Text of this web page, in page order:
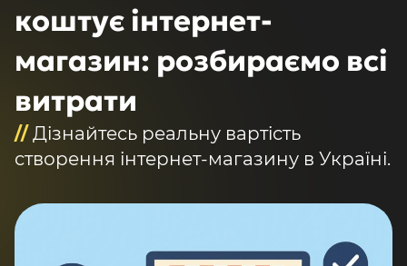
коштує інтернет-
магазин: розбираємо всі
витрати
//Дізнайтесь реальну вартість
створення інтернет-магазину в Україні.